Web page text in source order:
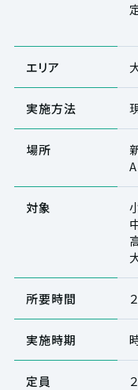
エリア
実施方法
場所
対象
所要時間
実施時期
定員